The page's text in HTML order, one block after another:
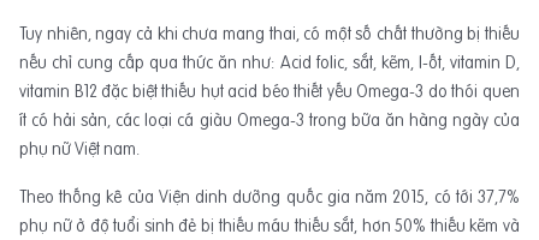
Tuy nhiên, ngay cả khi chưa mang thai, có một số chất thường bị thiếu
nếu chỉ cung cấp qua thức ăn như: Acid folic, sắt, kẽm, I-ốt, vitamin D,
vitamin B12 đặc biệt thiếu hụt acid béo thiết yếu Omega-3 do thói quen
ít có hải sản, các loại cá giàu Omega-3 trong bữa ăn hàng ngày của
phụ nữ Việt nam.
Theo thống kê của Viện dinh dưỡng quốc gia năm 2015, có tới 37,7%
phụ nữ ở độ tuổi sinh đẻ bị thiếu máu thiếu sắt, hơn 50% thiếu kẽm và